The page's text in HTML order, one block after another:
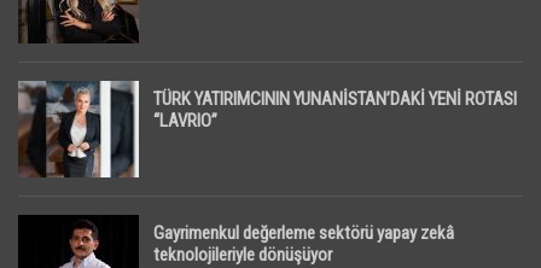
TÜRK YATIRIMCININ YUNANİSTAN’DAKİ YENİ ROTASI
“LAVRIO”
Gayrimenkul değerleme sektörü yapay zekâ
teknolojileriyle dönüşüyor